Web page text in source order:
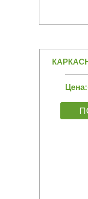
Цена: